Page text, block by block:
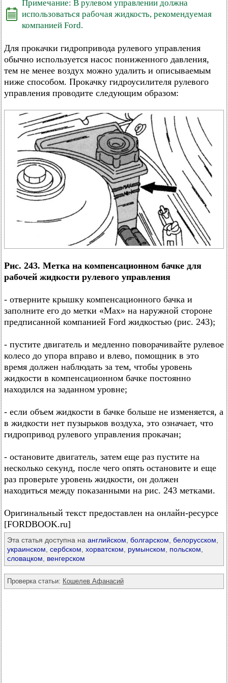
Примечание: В рулевом управлении должна
использоваться рабочая жидкость, рекомендуемая
компанией Ford.
Для прокачки гидропривода рулевого управления
обычно используется насос пониженного давления,
тем не менее воздух можно удалить и описываемым
ниже способом. Прокачку гидроусилителя рулевого
управления проводите следующим образом:
Рис. 243. Метка на компенсационном бачке для
рабочей жидкости рулевого управления
- отверните крышку компенсационного бачка и
заполните его до метки «Max» на наружной стороне
предписанной компанией Ford жидкостью (рис. 243);
- пустите двигатель и медленно поворачивайте рулевое
колесо до упора вправо и влево, помощник в это
время должен наблюдать за тем, чтобы уровень
жидкости в компенсационном бачке постоянно
находился на заданном уровне;
- если объем жидкости в бачке больше не изменяется, а
в жидкости нет пузырьков воздуха, это означает, что
гидропривод рулевого управления прокачан;
- остановите двигатель, затем еще раз пустите на
несколько секунд, после чего опять остановите и еще
раз проверьте уровень жидкости, он должен
находиться между показанными на рис. 243 метками.
Оригинальный текст предоставлен на онлайн-ресурсе
[FORDBOOK.ru]
Эта статья доступна на английском болгарском белорусском
украинском сербском хорватском румынском польском
словацком
венгерском
Проверка статьи: Кошелев Афанасий